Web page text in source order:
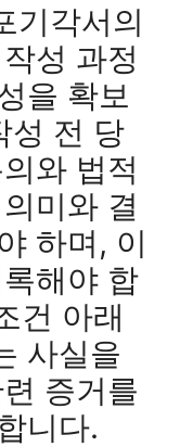
기각서의
성 과정
을 확보
성 전 당
와 법적
미와 결
하며, 이
해야 합
건 아래
사실을
증거를
니다.